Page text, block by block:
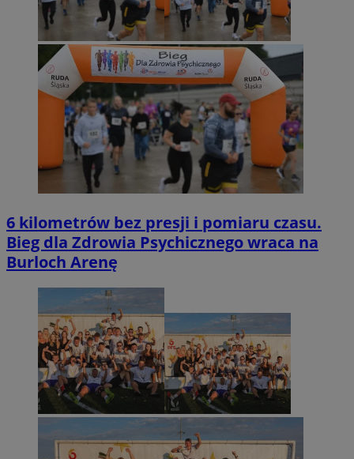
6 kilometrów bez presji i pomiaru czasu.
Bieg dla Zdrowia Psychicznego wraca na
Burloch Arenę